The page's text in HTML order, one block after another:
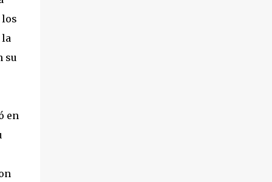
los
la
su
en